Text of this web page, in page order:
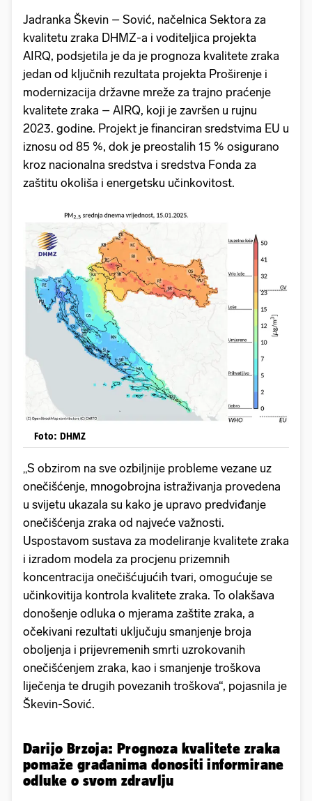
Jadranka Škevin – Sović, načelnica Sektora za
kvalitetu zraka DHMZ-a i voditeljica projekta
AIRQ, podsjetila je da je prognoza kvalitete zraka
jedan od ključnih rezultata projekta Proširenje i
modernizacija državne mreže za trajno praćenje
kvalitete zraka – AIRQ, koji je završen u rujnu
2023. godine. Projekt je financiran sredstvima EU u
iznosu od 85 %, dok je preostalih 15 % osigurano
kroz nacionalna sredstva i sredstva Fonda za
zaštitu okoliša i energetsku učinkovitost.
Foto: DHMZ
„S obzirom na sve ozbiljnije probleme vezane uz
onečišćenje, mnogobrojna istraživanja provedena
u svijetu ukazala su kako je upravo predviđanje
onečišćenja zraka od najveće važnosti.
Uspostavom sustava za modeliranje kvalitete zraka
i izradom modela za procjenu prizemnih
koncentracija onečišćujućih tvari, omogućuje se
učinkovitija kontrola kvalitete zraka. To olakšava
donošenje odluka o mjerama zaštite zraka, a
očekivani rezultati uključuju smanjenje broja
oboljenja i prijevremenih smrti uzrokovanih
onečišćenjem zraka, kao i smanjenje troškova
liječenja te drugih povezanih troškova“, pojasnila je
Škevin-Sović.
Darijo Brzoja: Prognoza kvalitete zraka
pomaže građanima donositi informirane
odluke o svom zdravlju